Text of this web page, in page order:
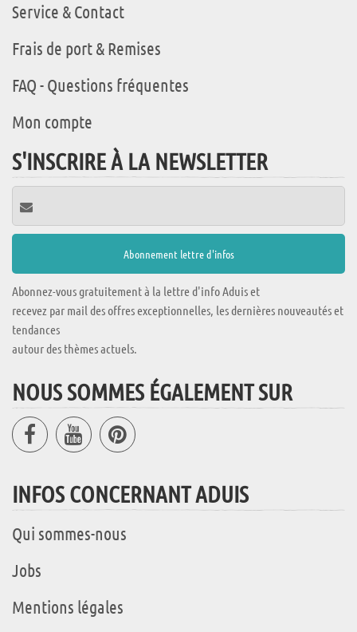
Service & Contact
Frais de port & Remises
FAQ - Questions fréquentes
Mon compte
S'INSCRIRE À LA NEWSLETTER
Abonnez-vous gratuitement à la lettre d'info Aduis et
recevez par mail des offres exceptionnelles, les dernières nouveautés et
tendances
autour des thèmes actuels.
NOUS SOMMES ÉGALEMENT SUR
INFOS CONCERNANT ADUIS
Qui sommes-nous
Jobs
Mentions légales